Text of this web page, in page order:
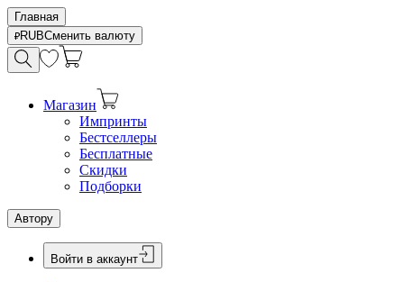
Главная
RUBСменить валюту
Магазин
Импринты
Бестселлеры
Бесплатные
Скидки
Подборки
Автору
Войти в аккаунт